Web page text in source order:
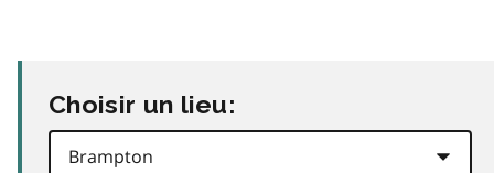
Choisir un lieu: